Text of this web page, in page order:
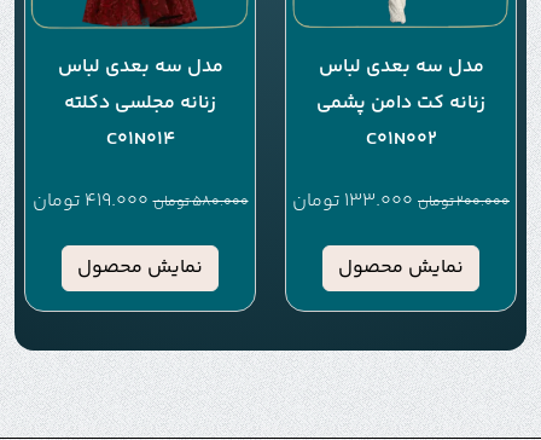
مدل سه بعدی لباس
زنانه کت دامن پشمی
C01N002
200.000تومان 133.000 تومان
نمایش محصول
مدل سه بعدی لباس
زنانه مجلسی دکلته
C01N014
580.000تومان 419.000 تومان
نمایش محصول